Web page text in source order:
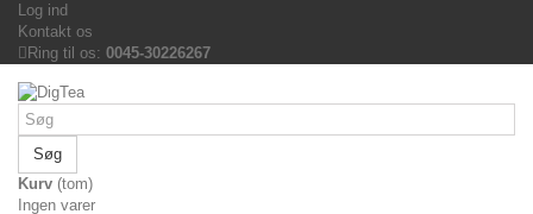
Log ind
Kontakt os
Ring til os: 0045-30226267
Søg
Kurv (tom)
Ingen varer